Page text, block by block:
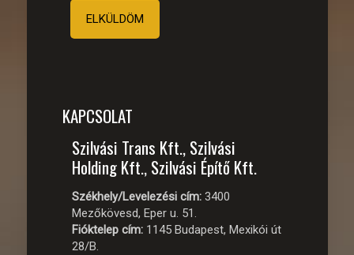
KAPCSOLAT
Szilvási Trans Kft., Szilvási
Holding Kft., Szilvási Építő Kft.
Székhely/Levelezési cím:3400
Mezőkövesd, Eper u. 51.
Fióktelep cím:1145 Budapest, Mexikói út
28/B.